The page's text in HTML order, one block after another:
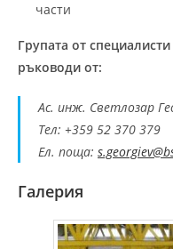
части
Групата от
ръководи от:
Ас. инж. Светлозар
Тел: +359 52 370 379
Ел. поща:
Галерия